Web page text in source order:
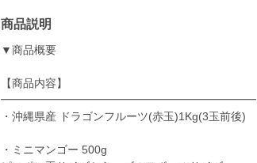
商品説明
▼商品概要
【商品内容】
━━━━━━━━━━━━━━━━━━━━━━━
・沖縄県産 ドラゴンフルーツ(赤玉)1Kg(3玉前後)
・ミニマンゴー 500g